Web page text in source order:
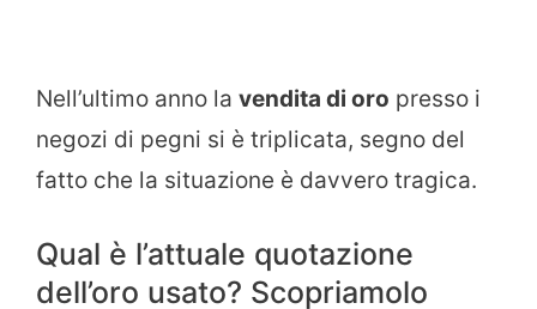
Nell’ultimo anno la vendita di oro presso i
negozi di pegni si è triplicata, segno del
fatto che la situazione è davvero tragica.
Qual è l’attuale quotazione
dell’oro usato? Scopriamolo